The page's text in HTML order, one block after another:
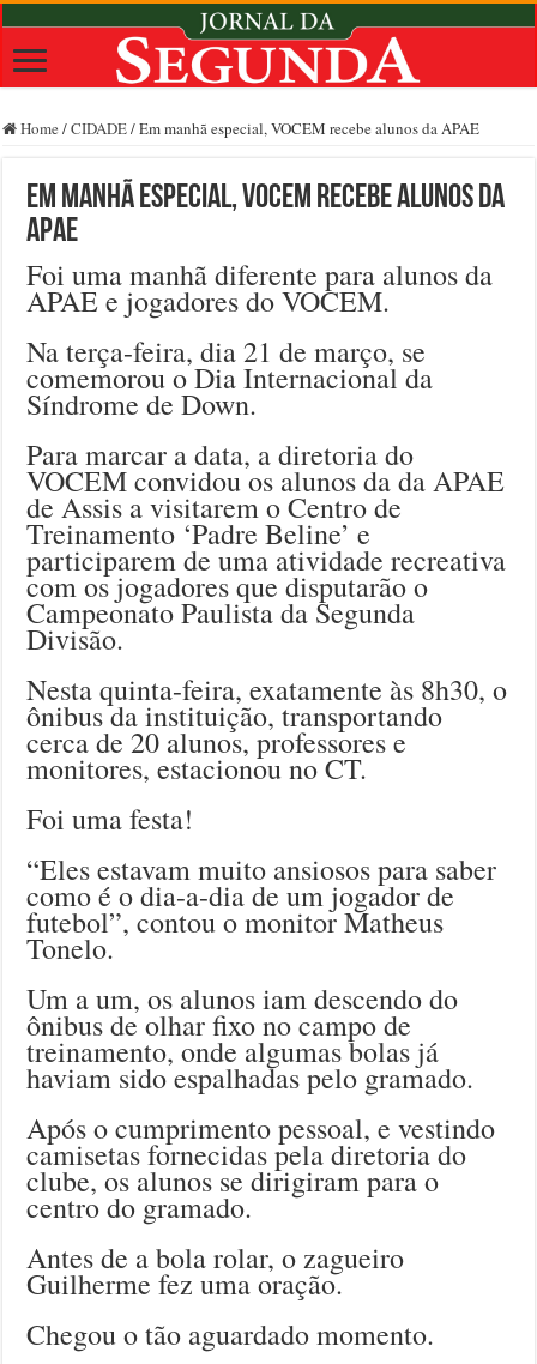
Home /CIDADE/Em manhã especial, VOCEM recebe alunos da APAE
Em manhã especial, VOCEM recebe alunos da
APAE
Foi uma manhã diferente para alunos da
APAE e jogadores do VOCEM.
Na terça-feira, dia 21 de março, se
comemorou o Dia Internacional da
Síndrome de Down.
Para marcar a data, a diretoria do
VOCEM convidou os alunos da da APAE
de Assis a visitarem o Centro de
Treinamento ‘Padre Beline’ e
participarem de uma atividade recreativa
com os jogadores que disputarão o
Campeonato Paulista da Segunda
Divisão.
Nesta quinta-feira, exatamente às 8h30, o
ônibus da instituição, transportando
cerca de 20 alunos, professores e
monitores, estacionou no CT.
Foi uma festa!
“Eles estavam muito ansiosos para saber
como é o dia-a-dia de um jogador de
futebol”, contou o monitor Matheus
Tonelo.
Um a um, os alunos iam descendo do
ônibus de olhar fixo no campo de
treinamento, onde algumas bolas já
haviam sido espalhadas pelo gramado.
Após o cumprimento pessoal, e vestindo
camisetas fornecidas pela diretoria do
clube, os alunos se dirigiram para o
centro do gramado.
Antes de a bola rolar, o zagueiro
Guilherme fez uma oração.
Chegou o tão aguardado momento.